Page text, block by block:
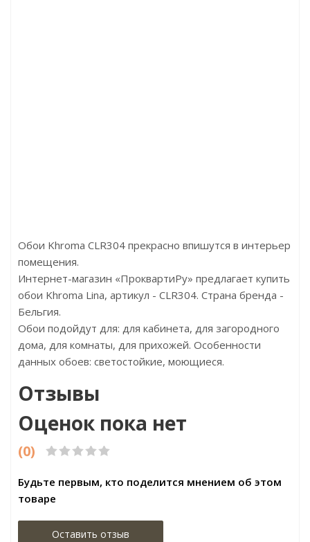
Обои Khroma CLR304 прекрасно впишутся в интерьер
помещения.
Интернет-магазин «ПроквартиРу» предлагает купить
обои Khroma Lina, артикул - CLR304. Страна бренда -
Бельгия.
Обои подойдут для: для кабинета, для загородного
дома, для комнаты, для прихожей. Особенности
данных обоев: светостойкие, моющиеся.
Отзывы
Оценок пока нет
(0)
Будьте первым, кто поделится мнением об этом
товаре
Оставить отзыв